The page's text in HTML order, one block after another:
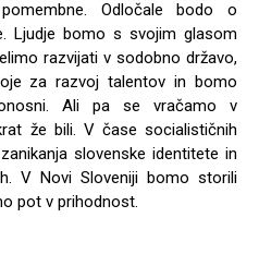
Odločale bodo o
Ljudje bomo s svojim glasom
razvijati v sodobno državo,
za razvoj talentov in bomo
Ali pa se vračamo v
že bili. V čase socialističnih
slovenske identitete in
V Novi Sloveniji bomo storili
pot v prihodnost.